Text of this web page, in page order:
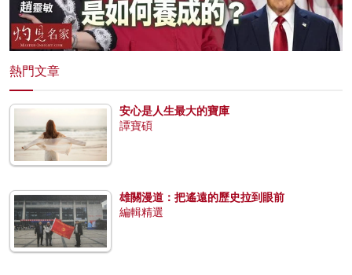
熱門文章
安心是人生最大的寶庫
譚寶碩
雄關漫道：把遙遠的歷史拉到眼前
編輯精選